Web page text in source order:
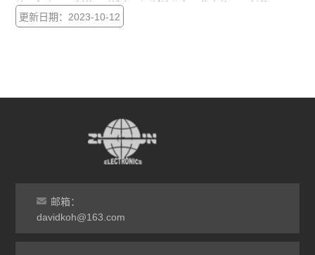
地面积小。预刻的V形槽上可间断地分布一些大约5mm长的开口。
更新日期：2023-10-12
邮箱：
davidkoh@163.com